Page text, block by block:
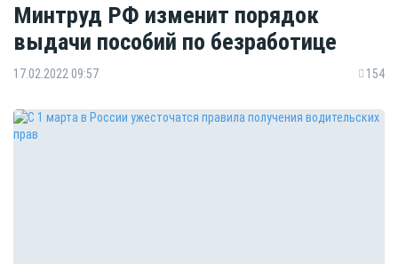
Минтруд РФ изменит порядок
выдачи пособий по безработице
17.02.2022 09:57 154